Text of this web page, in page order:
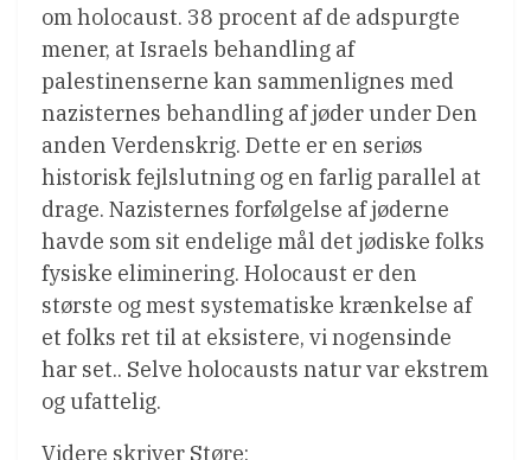
om holocaust. 38 procent af de adspurgte
mener, at Israels behandling af
palestinenserne kan sammenlignes med
nazisternes behandling af jøder under Den
anden Verdenskrig. Dette er en seriøs
historisk fejlslutning og en farlig parallel at
drage. Nazisternes forfølgelse af jøderne
havde som sit endelige mål det jødiske folks
fysiske eliminering. Holocaust er den
største og mest systematiske krænkelse af
et folks ret til at eksistere, vi nogensinde
har set.. Selve holocausts natur var ekstrem
og ufattelig.
Videre skriver Støre: